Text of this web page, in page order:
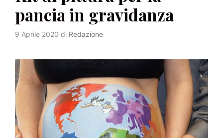
pancia in gravidanza
9 Aprile 2020 di Redazione